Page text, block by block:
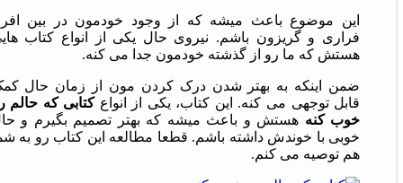
این موضوع باعث میشه که از وجود خودمون در بین
فراری و گریزون باشم. نیروی حال یکی از انواع کتاب
هستش که ما رو از گذشته خودمون جدا می کنه.
ضمن اینکه به بهتر شدن درک کردن مون از زمان حال
قابل توجهی می کنه. این کتاب، یکی از انواعکتابی که حالم
خوب کنه هستش و باعث میشه که بهتر تصمیم بگیرم و
خوبی با خوندش داشته باشم. قطعا مطالعه این کتاب رو به
هم توصیه می کنم.